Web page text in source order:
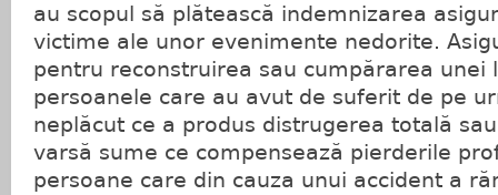
au scopul să plătească indemnizarea
victime ale unor evenimente nedorite.
pentru reconstruirea sau cumpărarea unei
persoanele care au avut de suferit de pe
neplăcut ce a produs distrugerea totală
varsă sume ce compensează pierderile
persoane care din cauza unui accident a